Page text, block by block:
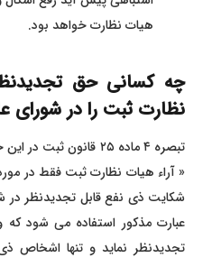
هیات نظارت خواهد ‌بود.
چه کسانی حق
نظارت ثبت را در شورای
تبصره ۴ ماده ۲۵
شکایت ذی‌ نفع قابل تجدیدنظر در
عبارت مذکور استفاده می‌ شود
تجدیدنظر نماید و تنها اشخاص